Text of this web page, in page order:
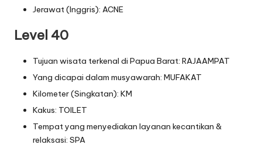
Jerawat (Inggris): ACNE
Level 40
Tujuan wisata terkenal di Papua Barat: RAJAAMPAT
Yang dicapai dalam musyawarah: MUFAKAT
Kilometer (Singkatan): KM
Kakus: TOILET
Tempat yang menyediakan layanan kecantikan &
relaksasi: SPA